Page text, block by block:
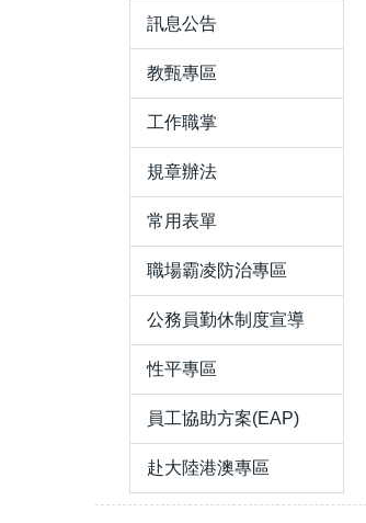
訊息公告
教甄專區
工作職掌
規章辦法
常用表單
職場霸凌防治專區
公務員勤休制度宣導
性平專區
員工協助方案(EAP)
赴大陸港澳專區